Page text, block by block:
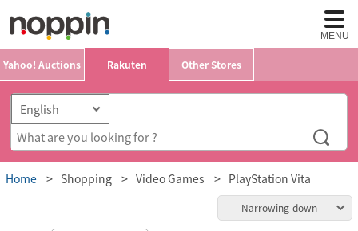
MENU
Yahoo! Auctions Rakuten Other Stores
Home Shopping Video Games PlayStation Vita
Narrowing-down